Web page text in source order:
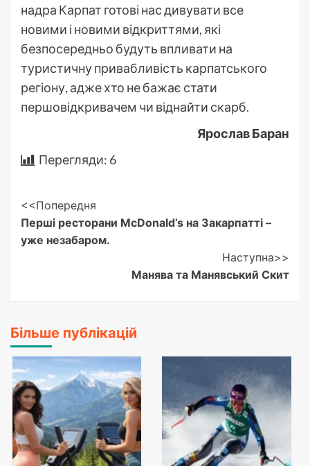
надра Карпат готові нас дивувати все
новими і новими відкриттями, які
безпосередньо будуть впливати на
туристичну привабливість карпатського
регіону, адже хто не бажає стати
першовідкривачем чи віднайти скарб.
Ярослав Баран
Перегляди: 6
Post
Navigation
<<Попередня
Перші ресторани McDonald’s на Закарпатті –
уже незабаром.
Наступна>>
Манява та Манявський Скит
Більше публікацій